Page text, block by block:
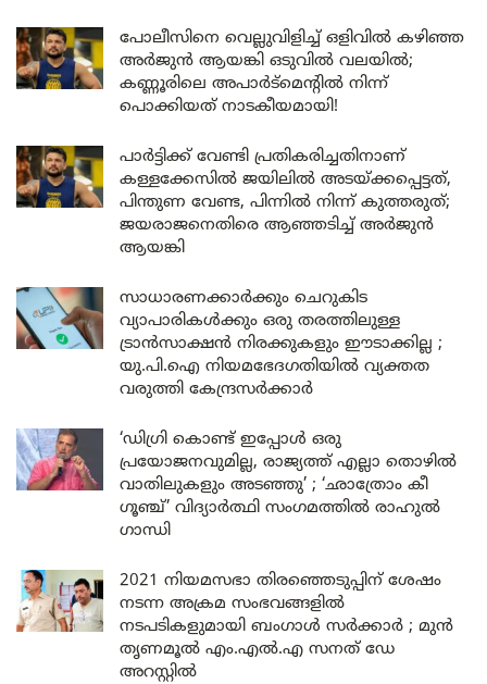
പോലീസിനെ വെല്ലുവിളിച്ച് ഒളിവിൽ കഴിഞ്ഞ
അർജുൻ ആയങ്കി ഒടുവിൽ വലയിൽ;
കണ്ണൂരിലെ അപാർട്മെന്റിൽ നിന്ന്
പൊക്കിയത് നാടകീയമായി!
പാർട്ടിക്ക് വേണ്ടി പ്രതികരിച്ചതിനാണ്
കള്ളക്കേസിൽ ജയിലിൽ അടയ്ക്കപ്പെട്ടത്,
പിന്തുണ വേണ്ട, പിന്നിൽ നിന്ന് കുത്തരുത്;
ജയരാജനെതിരെ ആഞ്ഞടിച്ച് അർജുൻ
ആയങ്കി
സാധാരണക്കാർക്കും ചെറുകിട
വ്യാപാരികൾക്കും ഒരു തരത്തിലുള്ള
ട്രാൻസാക്ഷൻ നിരക്കുകളും ഈടാക്കില്ല ;
യു.പി.ഐ നിയമഭേദഗതിയിൽ വ്യക്തത
വരുത്തി കേന്ദ്രസർക്കാർ
‘ഡിഗ്രി കൊണ്ട് ഇപ്പോൾ ഒരു
പ്രയോജനവുമില്ല, രാജ്യത്ത് എല്ലാ തൊഴിൽ
വാതിലുകളും അടഞ്ഞു’ ; ‘ഛാത്രോം കീ
ഗൂഞ്ച്’ വിദ്യാർത്ഥി സംഗമത്തിൽ രാഹുൽ
ഗാന്ധി
2021 നിയമസഭാ തിരഞ്ഞെടുപ്പിന് ശേഷം
നടന്ന അക്രമ സംഭവങ്ങളിൽ
നടപടികളുമായി ബംഗാൾ സർക്കാർ ; മുൻ
തൃണമൂൽ എം.എൽ.എ സനത് ഡേ
അറസ്റ്റിൽ